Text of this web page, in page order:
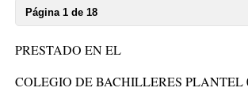
Página 1 de 18
PRESTADO EN EL
COLEGIO DE BACHILLERES PLANTEL